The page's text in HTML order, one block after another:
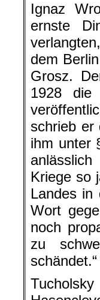
Ignaz
ernste
dem
Grosz.
1928 die
schrieb er
ihm unter
Kriege so
Landes in
Wort
noch
zu
schändet.“